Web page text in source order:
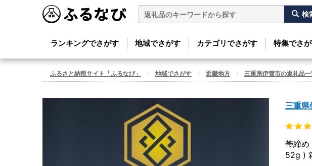
ランキングでさがす 地域でさがす カテゴリでさがす 特集でさ
ふるさと納税サイト「ふるなび」 地域でさがす 近畿地方 三重県伊賀市の返礼品
三重県
帯締
52g )